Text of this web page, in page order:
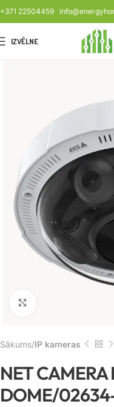
+371 22504459
IZVĒLNE
Sākums IP kameras
NET
DOME/